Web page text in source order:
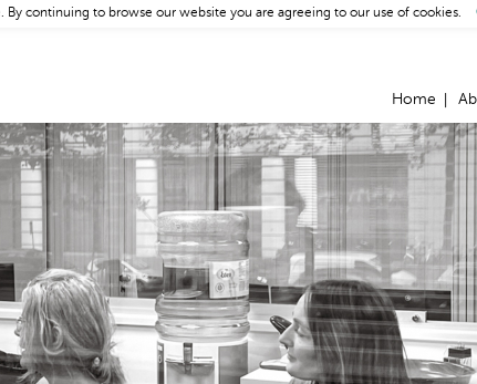
Home
By continuing to browse our website you are agreeing to our use of cookies.